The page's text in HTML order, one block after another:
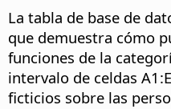
La tabla de base de
que demuestra cómo
funciones de la
intervalo de celdas
ficticios sobre las